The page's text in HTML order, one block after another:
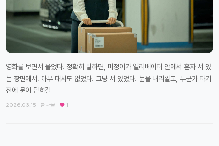
영화를 보면서 울었다. 정확히 말하면, 미정이가 엘리베이터 안에서 혼자 서 있
는 장면에서. 아무 대사도 없었다. 그냥 서 있었다. 눈을 내리깔고, 누군가 타기
전에 문이 닫히길
2026.03.15 · 봄나물 · 1